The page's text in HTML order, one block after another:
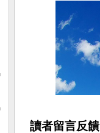
讀者留言反